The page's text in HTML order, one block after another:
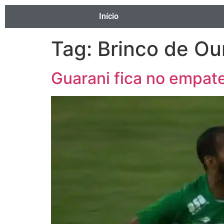
Início
Tag: Brinco de
Guarani fica no